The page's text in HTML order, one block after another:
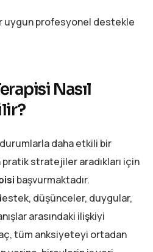
uygun profesyonel destekle
Nasıl
daha etkili bir
pratik stratejiler aradıkları için
başvurmaktadır.
düşünceler, duygular,
arasındaki ilişkiyi
tüm anksiyeteyi ortadan